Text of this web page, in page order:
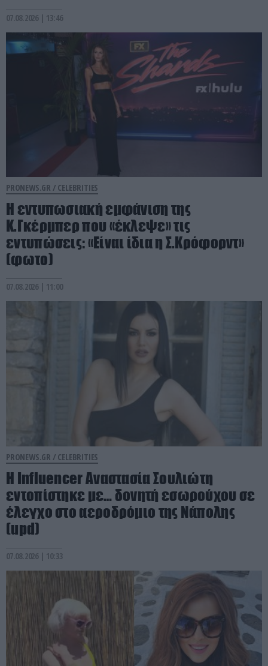
07.08.2026 | 13:46
PRONEWS.GR / CELEBRITIES
Η εντυπωσιακή εμφάνιση της
Κ.Γκέρμπερ που «έκλεψε» τις
εντυπώσεις: «Είναι ίδια η Σ.Κρόφορντ»
(φωτο)
07.08.2026 | 11:00
PRONEWS.GR / CELEBRITIES
Η Ιnfluencer Αναστασία Σουλιώτη
εντοπίστηκε με… δονητή εσωρούχου σε
έλεγχο στο αεροδρόμιο της Νάπολης
(upd)
07.08.2026 | 10:33